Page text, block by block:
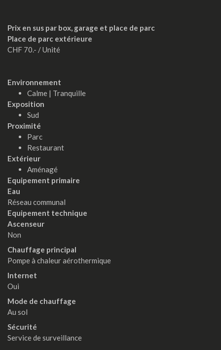
Prix en sus par box, garage et place de parc
Place de parc extérieure
CHF 70.- / Unité
Environnement
Calme | Tranquille
Exposition
Sud
Proximité
Parc
Restaurant
Extérieur
Aménagé
Equipement primaire
Eau
Réseau communal
Equipement technique
Ascenseur
Non
Chauffage principal
Pompe à chaleur aérothermique
Internet
Oui
Mode de chauffage
Au sol
Sécurité
Service de surveillance